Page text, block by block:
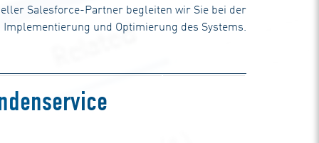
Salesforce-Partner begleiten wir Sie bei der
Implementierung und Optimierung des Systems.